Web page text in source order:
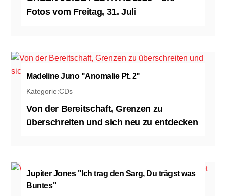
Fotos vom Freitag, 31. Juli
Madeline Juno "Anomalie Pt. 2"
Kategorie:CDs
Von der Bereitschaft, Grenzen zu
überschreiten und sich neu zu entdecken
Jupiter Jones "Ich trag den Sarg, Du trägst was
Buntes"